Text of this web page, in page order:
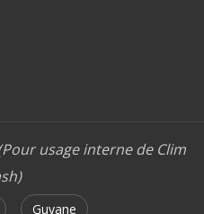
usage interne de Clim
Guyane